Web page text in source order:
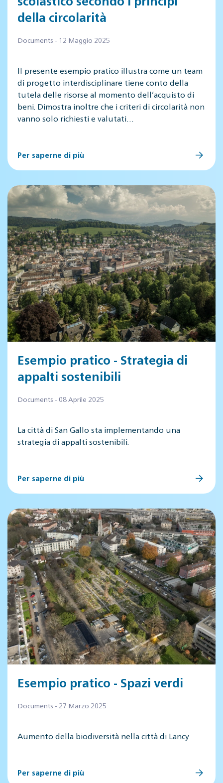
della circolarità
Documents - 12 Maggio 2025
Il presente esempio pratico illustra come un team
di progetto interdisciplinare tiene conto della
tutela delle risorse al momento dell’acquisto di
beni. Dimostra inoltre che i criteri di circolarità non
vanno solo richiesti e valutati…
Per saperne di più
Esempio pratico - Strategia di
appalti sostenibili
Documents - 08 Aprile 2025
La città di San Gallo sta implementando una
strategia di appalti sostenibili.
Per saperne di più
Esempio pratico - Spazi verdi
Documents - 27 Marzo 2025
Aumento della biodiversità nella città di Lancy
Per saperne di più